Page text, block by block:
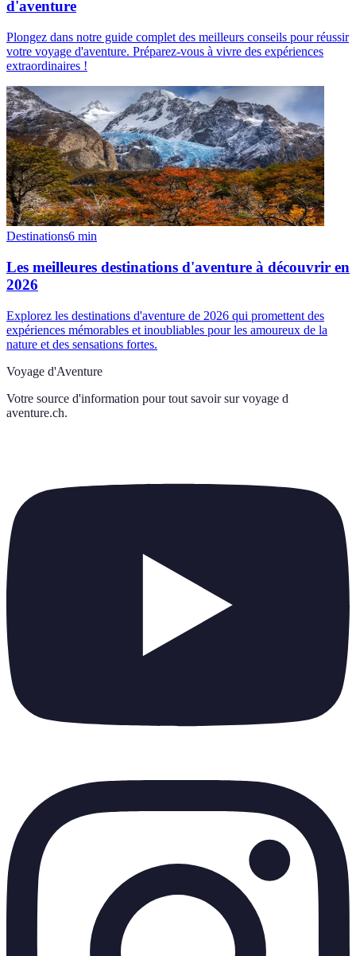
d'aventure
Plongez dans notre guide complet des meilleurs conseils pour réussir
votre voyage d'aventure. Préparez-vous à vivre des expériences
extraordinaires !
Destinations6 min
Les meilleures destinations d'aventure à découvrir en
2026
Explorez les destinations d'aventure de 2026 qui promettent des
expériences mémorables et inoubliables pour les amoureux de la
nature et des sensations fortes.
Voyage d'Aventure
Votre source d'information pour tout savoir sur voyage d
aventure.ch.